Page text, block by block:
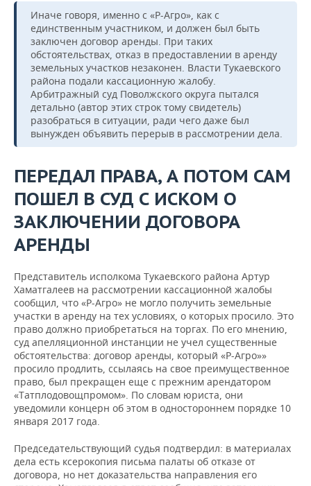
Иначе говоря, именно с «Р-Агро», как с
единственным участником, и должен был быть
заключен договор аренды. При таких
обстоятельствах, отказ в предоставлении в аренду
земельных участков незаконен. Власти Тукаевского
района подали кассационную жалобу.
Арбитражный суд Поволжского округа пытался
детально (автор этих строк тому свидетель)
разобраться в ситуации, ради чего даже был
вынужден объявить перерыв в рассмотрении дела.
ПЕРЕДАЛ ПРАВА, А ПОТОМ САМ
ПОШЕЛ В СУД С ИСКОМ О
ЗАКЛЮЧЕНИИ ДОГОВОРА
АРЕНДЫ
Представитель исполкома Тукаевского района Артур
Хаматгалеев на рассмотрении кассационной жалобы
сообщил, что «Р-Агро» не могло получить земельные
участки в аренду на тех условиях, о которых просило. Это
право должно приобретаться на торгах. По его мнению,
суд апелляционной инстанции не учел существенные
обстоятельства: договор аренды, который «Р-Агро»»
просило продлить, ссылаясь на свое преимущественное
право, был прекращен еще с прежним арендатором
«Татплодовощпромом». По словам юриста, они
уведомили концерн об этом в одностороннем порядке 10
января 2017 года.
Председательствующий судья подтвердил: в материалах
дела есть ксерокопия письма палаты об отказе от
договора, но нет доказательства направления его